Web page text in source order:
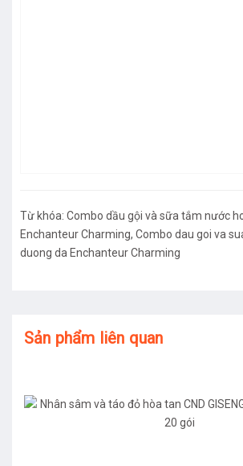
Từ khóa: Combo dầu gội và sữa tắm nước
Enchanteur Charming, Combo dau goi va
duong da Enchanteur Charming
Sản phẩm liên quan